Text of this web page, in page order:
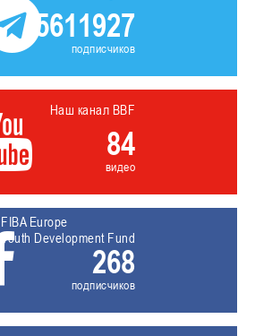
5611927
подписчиков
Наш канал BBF
84
видео
FIBA Europe
Youth Development Fund
268
подписчиков